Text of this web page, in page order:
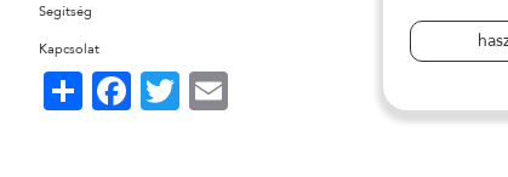
Segítség
Kapcsolat
Share FacebookTwitterEmail